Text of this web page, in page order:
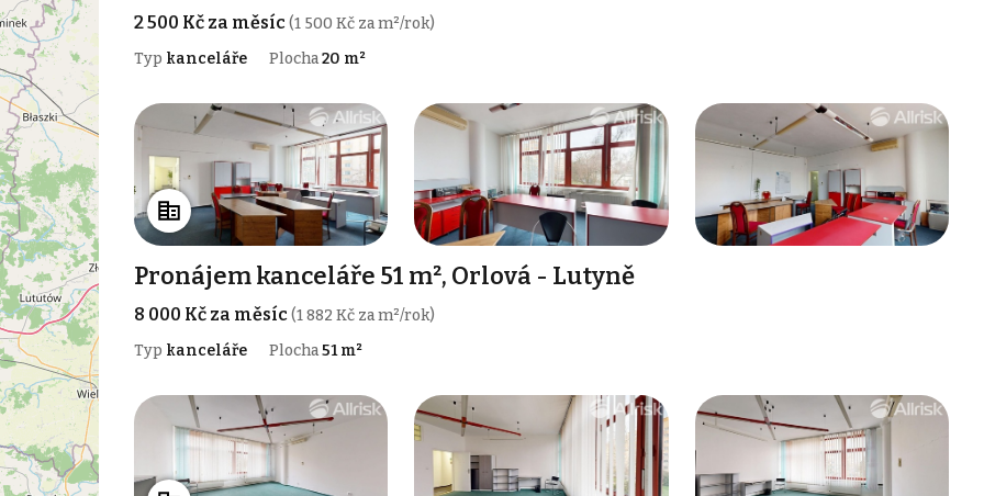
2 500 Kč za měsíc(1 500 Kč za m²/rok)
Typ kanceláře Plocha20 m²
Pronájem kanceláře 51 m², Orlová - Lutyně
8 000 Kč za měsíc(1 882 Kč za m²/rok)
Typ kanceláře Plocha51 m²